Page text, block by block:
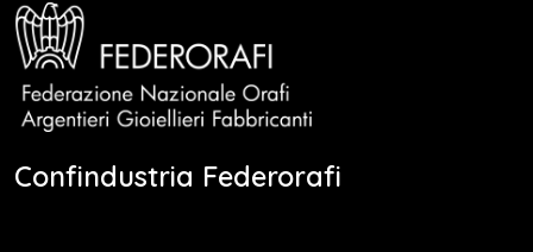
Confindustria Federorafi